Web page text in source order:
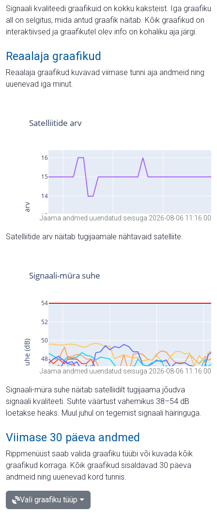
Signaali kvaliteedi graafikuid on kokku kaksteist. Iga graafiku
all on selgitus, mida antud graafik näitab. Kõik graafikud on
interaktiivsed ja graafikutel olev info on kohaliku aja järgi.
Reaalaja graafikud
Reaalaja graafikud kuvavad viimase tunni aja andmeid ning
uuenevad iga minut.
Jaama andmed uuendatud seisuga 2026-08-06 11:16:00
Satelliitide arv näitab tugijaamale nähtavaid satelliite.
Jaama andmed uuendatud seisuga 2026-08-06 11:16:00
Signaali-müra suhe näitab satelliidilt tugijaama jõudva
signaali kvaliteeti. Suhte väärtust vahemikus 38–54 dB
loetakse heaks. Muul juhul on tegemist signaali häiringuga.
Viimase 30 päeva andmed
Rippmenüüst saab valida graafiku tüübi või kuvada kõik
graafikud korraga. Kõik graafikud sisaldavad 30 päeva
andmeid ning uuenevad kord tunnis.
Vali graafiku tüüp